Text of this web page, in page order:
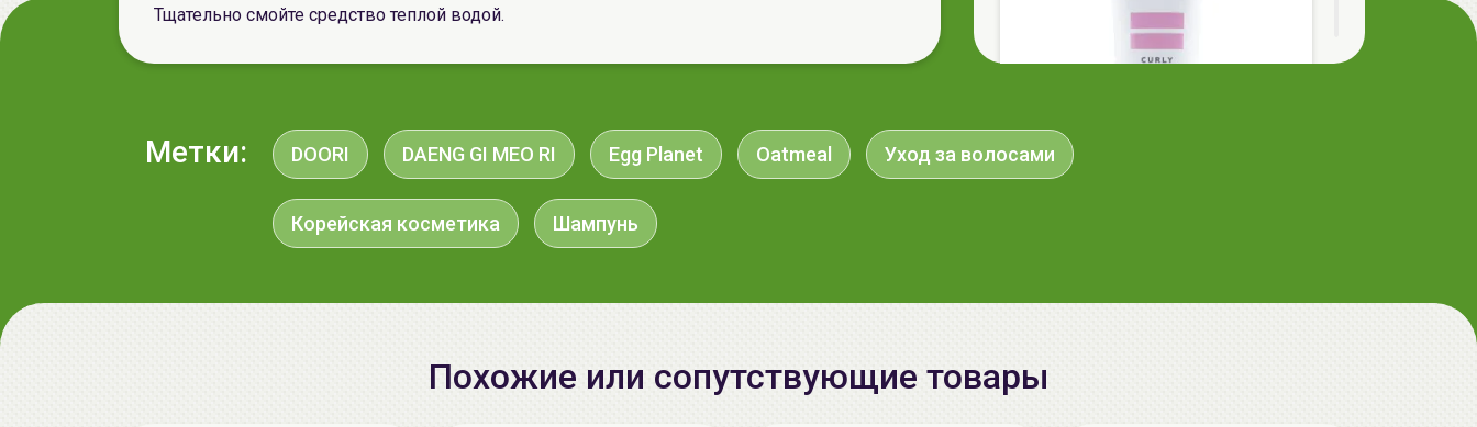
Тщательно смойте средство теплой водой.
aкция
Метки: DOORI DAENG GI MEO RI Egg Planet Oatmeal Уход за волосами
Корейская косметика Шампунь
Похожие или сопутствующие товары